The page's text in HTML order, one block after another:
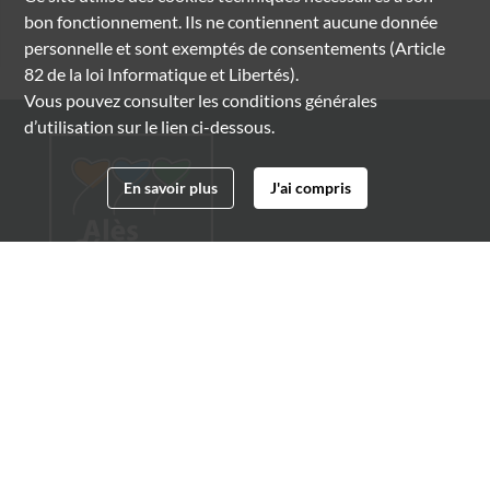
bon fonctionnement. Ils ne contiennent aucune donnée
personnelle et sont exemptés de consentements (Article
82 de la loi Informatique et Libertés).
Vous pouvez consulter les conditions générales
d’utilisation sur le lien ci-dessous.
En savoir plus J'ai compris